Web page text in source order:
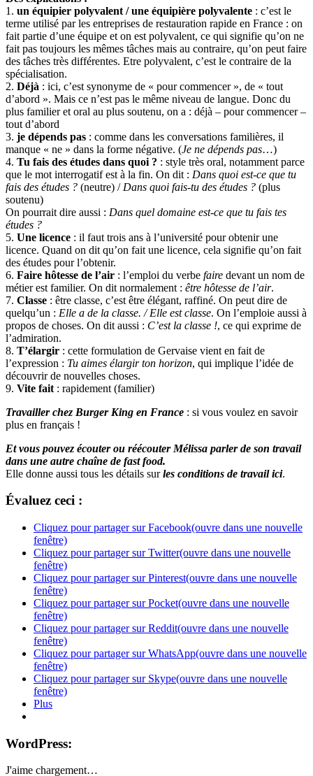
1. un équipier polyvalent / une équipière polyvalente : c’est le
terme utilisé par les entreprises de restauration rapide en France : on
fait partie d’une équipe et on est polyvalent, ce qui signifie qu’on ne
fait pas toujours les mêmes tâches mais au contraire, qu’on peut faire
des tâches très différentes. Etre polyvalent, c’est le contraire de la
spécialisation.
2. Déjà : ici, c’est synonyme de « pour commencer », de « tout
d’abord ». Mais ce n’est pas le même niveau de langue. Donc du
plus familier et oral au plus soutenu, on a : déjà – pour commencer –
tout d’abord
3. je dépends pas : comme dans les conversations familières, il
manque « ne » dans la forme négative. (Je ne dépends pas…)
4. Tu fais des études dans quoi ? : style très oral, notamment parce
que le mot interrogatif est à la fin. On dit : Dans quoi est-ce que tu
fais des études ? (neutre) / Dans quoi fais-tu des études ? (plus
soutenu)
On pourrait dire aussi : Dans quel domaine est-ce que tu fais tes
études ?
5. Une licence : il faut trois ans à l’université pour obtenir une
licence. Quand on dit qu’on fait une licence, cela signifie qu’on fait
des études pour l’obtenir.
6. Faire hôtesse de l’air : l’emploi du verbe faire devant un nom de
métier est familier. On dit normalement : être hôtesse de l’air.
7. Classe : être classe, c’est être élégant, raffiné. On peut dire de
quelqu’un : Elle a de la classe. / Elle est classe. On l’emploie aussi à
propos de choses. On dit aussi : C’est la classe !, ce qui exprime de
l’admiration.
8. T’élargir : cette formulation de Gervaise vient en fait de
l’expression : Tu aimes élargir ton horizon, qui implique l’idée de
découvrir de nouvelles choses.
9. Vite fait : rapidement (familier)
Travailler chez Burger King en France : si vous voulez en savoir
plus en français !
Et vous pouvez écouter ou réécouter Mélissa parler de son travail
dans une autre chaîne de fast food.
Elle donne aussi tous les détails surles conditions de travail ici.
Évaluez ceci :
Cliquez pour partager sur Facebook(ouvre dans une nouvelle
fenêtre)
Cliquez pour partager sur Twitter(ouvre dans une nouvelle
fenêtre)
Cliquez pour partager sur Pinterest(ouvre dans une nouvelle
fenêtre)
Cliquez pour partager sur Pocket(ouvre dans une nouvelle
fenêtre)
Cliquez pour partager sur Reddit(ouvre dans une nouvelle
fenêtre)
Cliquez pour partager sur WhatsApp(ouvre dans une nouvelle
fenêtre)
Cliquez pour partager sur Skype(ouvre dans une nouvelle
fenêtre)
Plus
WordPress:
J'aime chargement…